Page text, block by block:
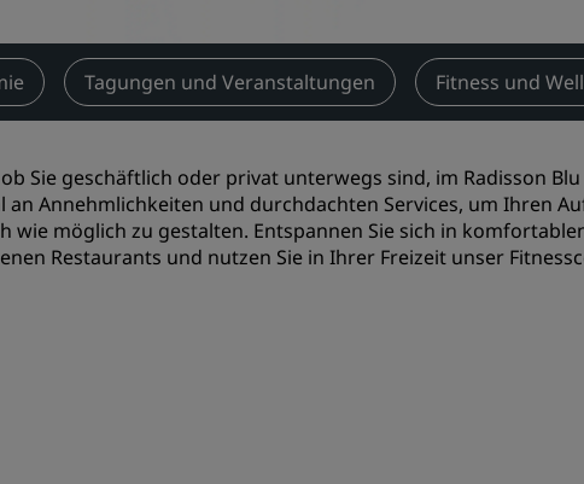
Flüge suchen
Restaurants
Nach einem Restaurant suchen
Tagungen und Veranstaltungen Fitness und
Sie geschäftlich oder privat unterwegs sind, im Radisson
an Annehmlichkeiten und durchdachten Services, um Ihren
wie möglich zu gestalten. Entspannen Sie sich in
Restaurants und nutzen Sie in Ihrer Freizeit unser